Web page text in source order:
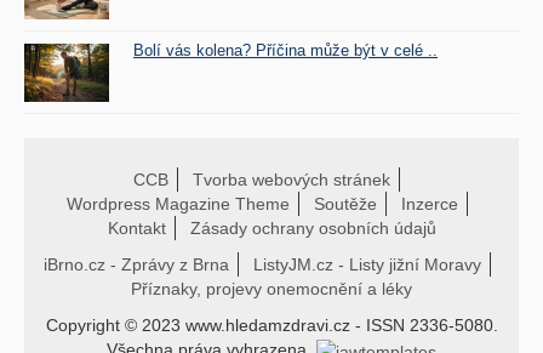
Bolí vás kolena? Příčina může být v celé ..
CCB
Tvorba webových stránek
Wordpress Magazine Theme
Soutěže
Inzerce
Kontakt
Zásady ochrany osobních údajů
iBrno.cz - Zprávy z Brna
ListyJM.cz - Listy jižní Moravy
Příznaky, projevy onemocnění a léky
Copyright © 2023 www.hledamzdravi.cz - ISSN 2336-5080.